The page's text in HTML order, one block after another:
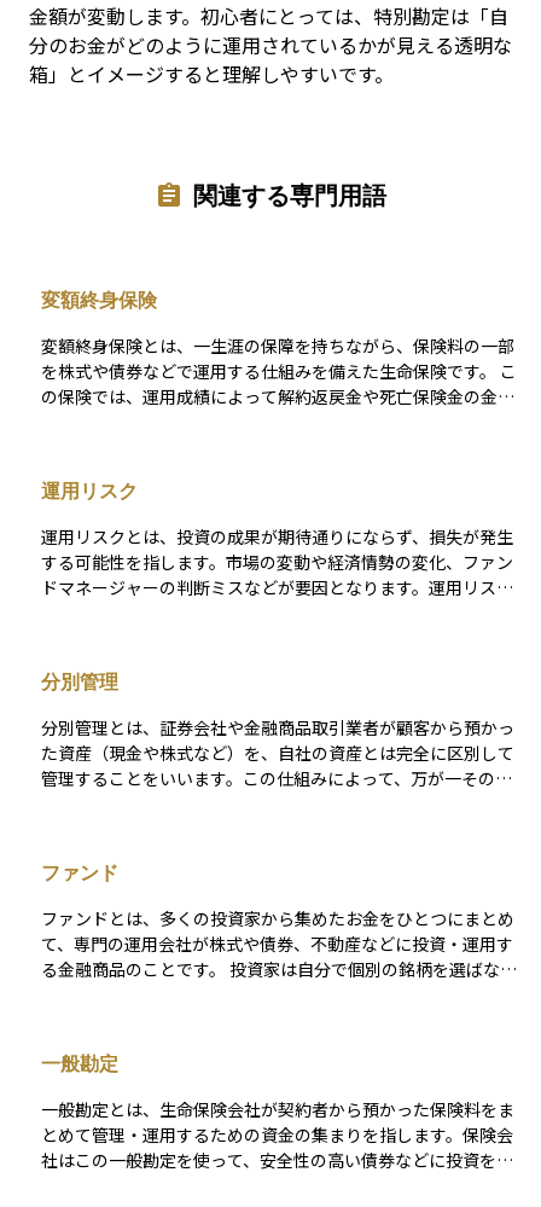
金額が変動します。初心者にとっては、特別勘定は「自
分のお金がどのように運用されているかが見える透明な
箱」とイメージすると理解しやすいです。
関連する専門用語
変額終身保険
変額終身保険とは、一生涯の保障を持ちながら、保険料の一部
を株式や債券などで運用する仕組みを備えた生命保険です。 こ
の保険では、運用成績によって解約返戻金や死亡保険金の金額
必要です。 とはいえ、多くの商品では「最低保障額」が設定さ
れており、万が一のときに最低限の保障は確保される**ため、
一定の安心感もあります。 保障と資産運用を一つの商品で両立
させたい方に向いていますが、加入する際は、リスクの内容や
仕組みをきちんと理解しておくことが大切です。
運用リスク
運用リスクとは、投資の成果が期待通りにならず、損失が発生
する可能性を指します。市場の変動や経済情勢の変化、ファン
ドマネージャーの判断ミスなどが要因となります。運用リスク
分別管理
分別管理とは、証券会社や金融商品取引業者が顧客から預かっ
た資産（現金や株式など）を、自社の資産とは完全に区別して
管理することをいいます。この仕組みによって、万が一その業
けた資産は、業者自身の運転資金などとは別に保管されるた
め、安心して取引を行うことができます。この制度は金融商品
取引法で義務づけられており、投資家の信頼を確保するための
基本的な仕組みのひとつです。資産運用においては、どのよう
に自分の資産が守られているのかを理解することが、リスク管
ファンド
ファンドとは、多くの投資家から集めたお金をひとつにまとめ
て、専門の運用会社が株式や債券、不動産などに投資・運用す
る金融商品のことです。 投資家は自分で個別の銘柄を選ばなく
類があり、それぞれ運用方針や対象資産が異なります。初心者
にとっては、少額から始められ、プロによる運用が受けられる
点が大きなメリットです。ただし、運用成績によって元本割れ
のリスクもあるため、目的やリスク許容度に応じて選ぶことが
大切です。
一般勘定
一般勘定とは、生命保険会社が契約者から預かった保険料をま
とめて管理・運用するための資金の集まりを指します。保険会
社はこの一般勘定を使って、安全性の高い債券などに投資を行